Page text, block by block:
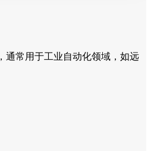
通常用于工业自动化领域，如远